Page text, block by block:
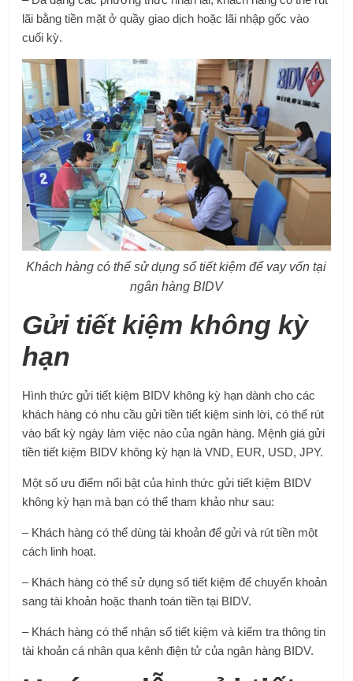
lãi bằng tiền mặt ở quầy giao dịch hoặc lãi nhập gốc vào
cuối kỳ.
Khách hàng có thể sử dụng sổ tiết kiệm để vay vốn tại
ngân hàng BIDV
Gửi tiết kiệm không kỳ
hạn
Hình thức gửi tiết kiệm BIDV không kỳ hạn dành cho các
khách hàng có nhu cầu gửi tiền tiết kiệm sinh lời, có thể rút
vào bất kỳ ngày làm việc nào của ngân hàng. Mệnh giá gửi
tiền tiết kiệm BIDV không kỳ hạn là VND, EUR, USD, JPY.
Một số ưu điểm nổi bật của hình thức gửi tiết kiệm BIDV
không kỳ hạn mà bạn có thể tham khảo như sau:
– Khách hàng có thể dùng tài khoản để gửi và rút tiền một
cách linh hoạt.
– Khách hàng có thể sử dụng sổ tiết kiệm để chuyển khoản
sang tài khoản hoặc thanh toán tiền tại BIDV.
– Khách hàng có thể nhận sổ tiết kiệm và kiểm tra thông tin
tài khoản cá nhân qua kênh điện tử của ngân hàng BIDV.